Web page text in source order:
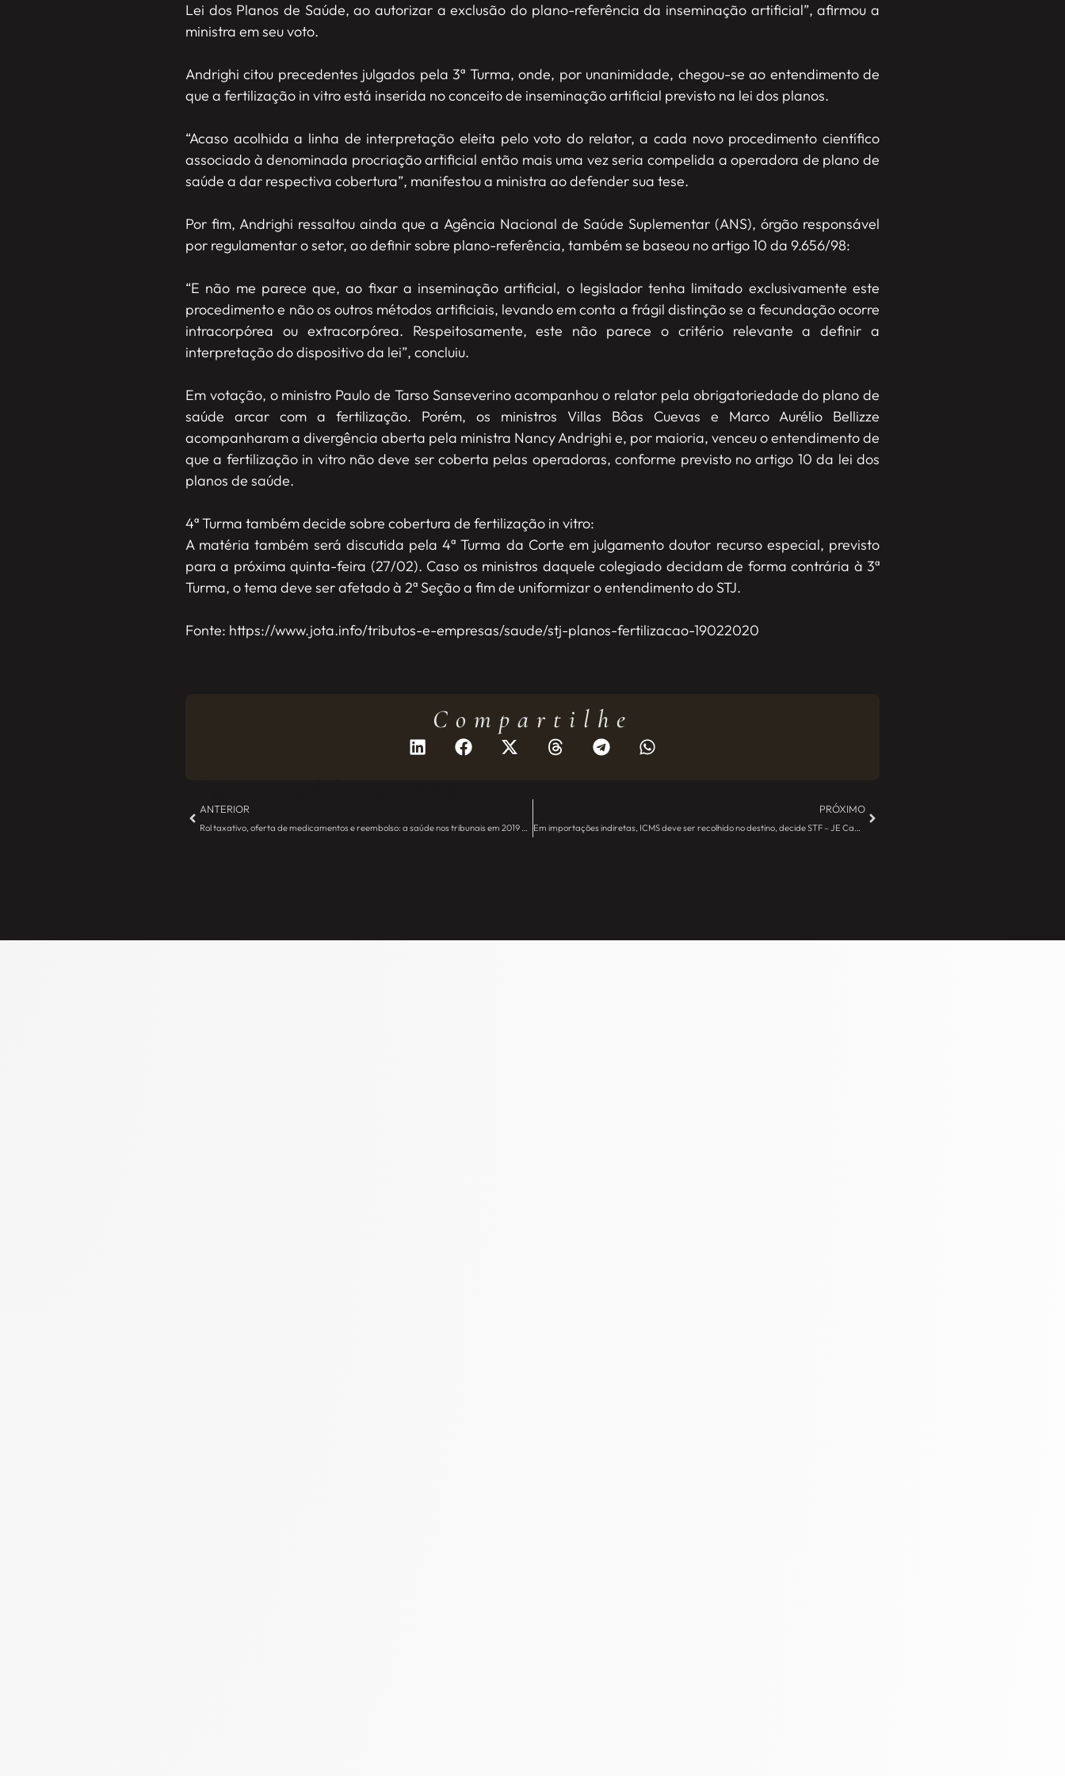
Lei dos Planos de Saúde, ao autorizar a exclusão do plano-referência da inseminação artificial”, afirmou a
ministra em seu voto.
Andrighi citou precedentes julgados pela 3ª Turma, onde, por unanimidade, chegou-se ao entendimento de
que a fertilização in vitro está inserida no conceito de inseminação artificial previsto na lei dos planos.
“Acaso acolhida a linha de interpretação eleita pelo voto do relator, a cada novo procedimento científico
associado à denominada procriação artificial então mais uma vez seria compelida a operadora de plano de
saúde a dar respectiva cobertura”, manifestou a ministra ao defender sua tese.
Por fim, Andrighi ressaltou ainda que a Agência Nacional de Saúde Suplementar (ANS), órgão responsável
por regulamentar o setor, ao definir sobre plano-referência, também se baseou no artigo 10 da 9.656/98:
“E não me parece que, ao fixar a inseminação artificial, o legislador tenha limitado exclusivamente este
procedimento e não os outros métodos artificiais, levando em conta a frágil distinção se a fecundação ocorre
intracorpórea ou extracorpórea. Respeitosamente, este não parece o critério relevante a definir a
interpretação do dispositivo da lei”, concluiu.
Em votação, o ministro Paulo de Tarso Sanseverino acompanhou o relator pela obrigatoriedade do plano de
saúde arcar com a fertilização. Porém, os ministros Villas Bôas Cuevas e Marco Aurélio Bellizze
acompanharam a divergência aberta pela ministra Nancy Andrighi e, por maioria, venceu o entendimento de
que a fertilização in vitro não deve ser coberta pelas operadoras, conforme previsto no artigo 10 da lei dos
planos de saúde.
4ª Turma também decide sobre cobertura de fertilização in vitro:
A matéria também será discutida pela 4ª Turma da Corte em julgamento doutor recurso especial, previsto
para a próxima quinta-feira (27/02). Caso os ministros daquele colegiado decidam de forma contrária à 3ª
Turma, o tema deve ser afetado à 2ª Seção a fim de uniformizar o entendimento do STJ.
Fonte: https://www.jota.info/tributos-e-empresas/saude/stj-planos-fertilizacao-19022020
Compartilhe
ANTERIOR
Rol taxativo, oferta de medicamentos e reembolso: a saúde nos tribunais em 2019 – JE Camargo
PRÓXIMO
Em importações indiretas, ICMS deve ser recolhido no destino, decide STF – JE Camargo